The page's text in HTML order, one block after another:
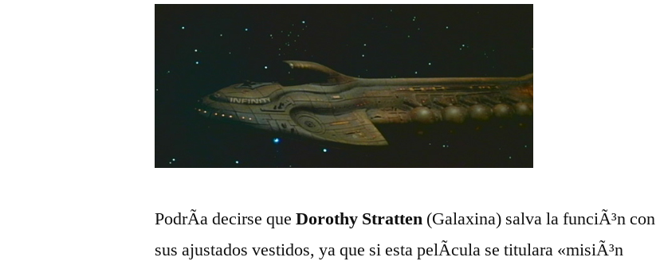
PodrÃ­a decirse que Dorothy Stratten (Galaxina) salva la funciÃ³n con
sus ajustados vestidos, ya que si esta pelÃ­cula se titulara «misiÃ³n